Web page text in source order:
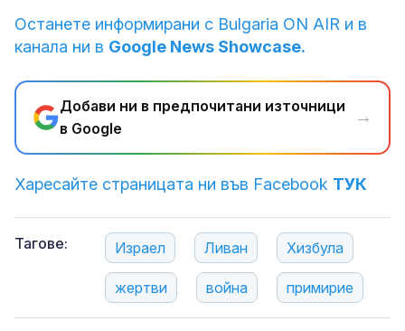
Останете информирани с Bulgaria ON AIR и в
канала ни в Google News Showcase.
Добави ни в предпочитани източници
в Google
→
Харесайте страницата ни във Facebook ТУК
Тагове: Израел Ливан Хизбула
жертви война примирие